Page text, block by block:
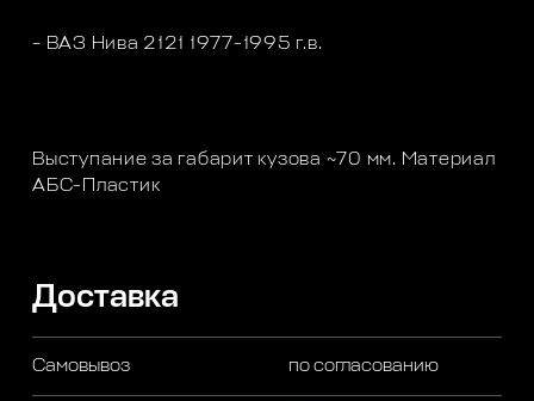
– ВАЗ Нива 2121 1977-1995 г.в.
Выступание за габарит кузова ~70 мм. Материал
АБС-Пластик
Доставка
Самовывоз по согласованию